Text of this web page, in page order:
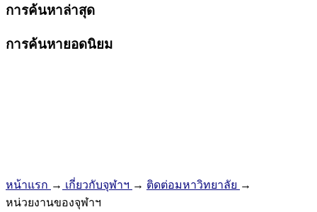
การค้นหาล่าสุด
การค้นหายอดนิยม
หน้าแรก → เกี่ยวกับจุฬาฯ → ติดต่อมหาวิทยาลัย →
หน่วยงานของจุฬาฯ